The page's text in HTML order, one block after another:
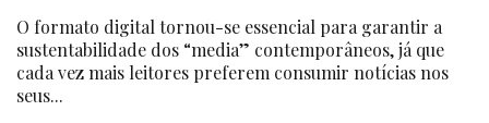
O formato digital tornou-se essencial para garantir a
sustentabilidade dos “media” contemporâneos, já que
cada vez mais leitores preferem consumir notícias nos
seus...